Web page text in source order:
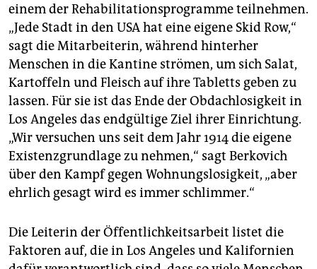
einem der Rehabilitationsprogramme teilnehmen.
„Jede Stadt in den USA hat eine eigene Skid Row,“
sagt die Mitarbeiterin, während hinterher
Menschen in die Kantine strömen, um sich Salat,
Kartoffeln und Fleisch auf ihre Tabletts geben zu
lassen. Für sie ist das Ende der Obdachlosigkeit in
Los Angeles das endgültige Ziel ihrer Einrichtung.
„Wir versuchen uns seit dem Jahr 1914 die eigene
Existenzgrundlage zu nehmen,“ sagt Berkovich
über den Kampf gegen Wohnungslosigkeit, „aber
ehrlich gesagt wird es immer schlimmer.“
Die Leiterin der Öffentlichkeitsarbeit listet die
Faktoren auf, die in Los Angeles und Kalifornien